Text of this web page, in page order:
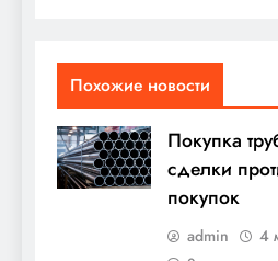
Похожие новости
Покупка
сделки
покупок
admin 4